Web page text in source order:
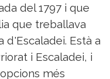
del 1797 i que
que treballava
d'Escaladei. Està a
i Escaladei, i
més